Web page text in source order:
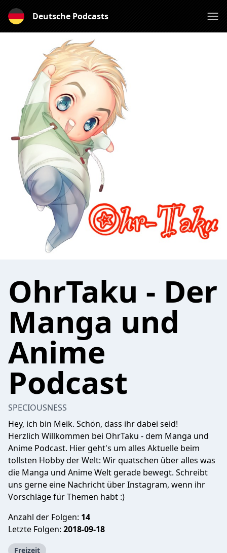
Deutsche Podcasts
OhrTaku - Der
Manga und
Anime
Podcast
SPECIOUSNESS
Hey, ich bin Meik. Schön, dass ihr dabei seid!
Herzlich Willkommen bei OhrTaku - dem Manga und
Anime Podcast. Hier geht's um alles Aktuelle beim
tollsten Hobby der Welt: Wir quatschen über alles was
die Manga und Anime Welt gerade bewegt. Schreibt
uns gerne eine Nachricht über Instagram, wenn ihr
Vorschläge für Themen habt :)
Anzahl der Folgen: 14
Letzte Folgen: 2018-09-18
Freizeit